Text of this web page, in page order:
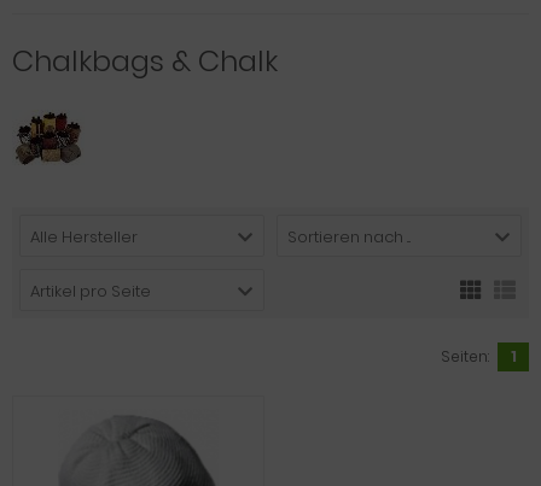
Chalkbags & Chalk
Alle Hersteller Sortieren nach ...
Artikel pro Seite
Seiten: 1